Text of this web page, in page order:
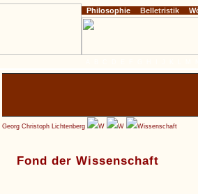
Georg Christoph Lichtenberg W W Wissenschaft
Fond der Wissenschaft
Philosophie Belletristik